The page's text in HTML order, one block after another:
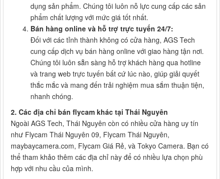
dụng sản phẩm. Chúng tôi luôn nỗ lực cung cấp các sản
phẩm chất lượng với mức giá tốt nhất.
Bán hàng online và hỗ trợ trực tuyến 24/7:
Đối với các tỉnh thành không có cửa hàng, AGS Tech
cung cấp dịch vụ bán hàng online với giao hàng tận nơi.
Chúng tôi luôn sẵn sàng hỗ trợ khách hàng qua hotline
và trang web trực tuyến bất cứ lúc nào, giúp giải quyết
thắc mắc và mang đến trải nghiệm mua sắm thuận tiện,
nhanh chóng.
2. Các địa chỉ bán flycam khác tại Thái Nguyên
Ngoài AGS Tech, Thái Nguyên còn có nhiều cửa hàng uy tín
như Flycam Thái Nguyên 09, Flycam Thái Nguyên,
maybaycamera.com, Flycam Giá Rẻ, và Tokyo Camera. Bạn có
thể tham khảo thêm các địa chỉ này để có nhiều lựa chọn phù
hợp với nhu cầu của mình.